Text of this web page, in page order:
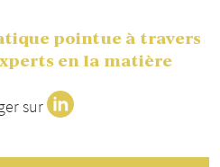
pointue à travers
en la matière
sur